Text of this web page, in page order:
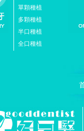
單顆種植
多顆種植
半口種植
全口種植